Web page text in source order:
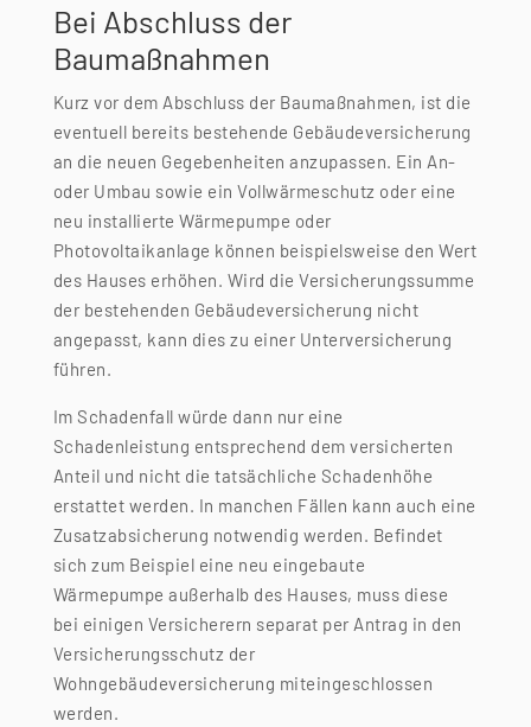
Bei Abschluss der
Baumaßnahmen
Kurz vor dem Abschluss der Baumaßnahmen, ist die
eventuell bereits bestehende Gebäudeversicherung
an die neuen Gegebenheiten anzupassen. Ein An-
oder Umbau sowie ein Vollwärmeschutz oder eine
neu installierte Wärmepumpe oder
Photovoltaikanlage können beispielsweise den Wert
des Hauses erhöhen. Wird die Versicherungssumme
der bestehenden Gebäudeversicherung nicht
angepasst, kann dies zu einer Unterversicherung
führen.
Im Schadenfall würde dann nur eine
Schadenleistung entsprechend dem versicherten
Anteil und nicht die tatsächliche Schadenhöhe
erstattet werden. In manchen Fällen kann auch eine
Zusatzabsicherung notwendig werden. Befindet
sich zum Beispiel eine neu eingebaute
Wärmepumpe außerhalb des Hauses, muss diese
bei einigen Versicherern separat per Antrag in den
Versicherungsschutz der
Wohngebäudeversicherung miteingeschlossen
werden.